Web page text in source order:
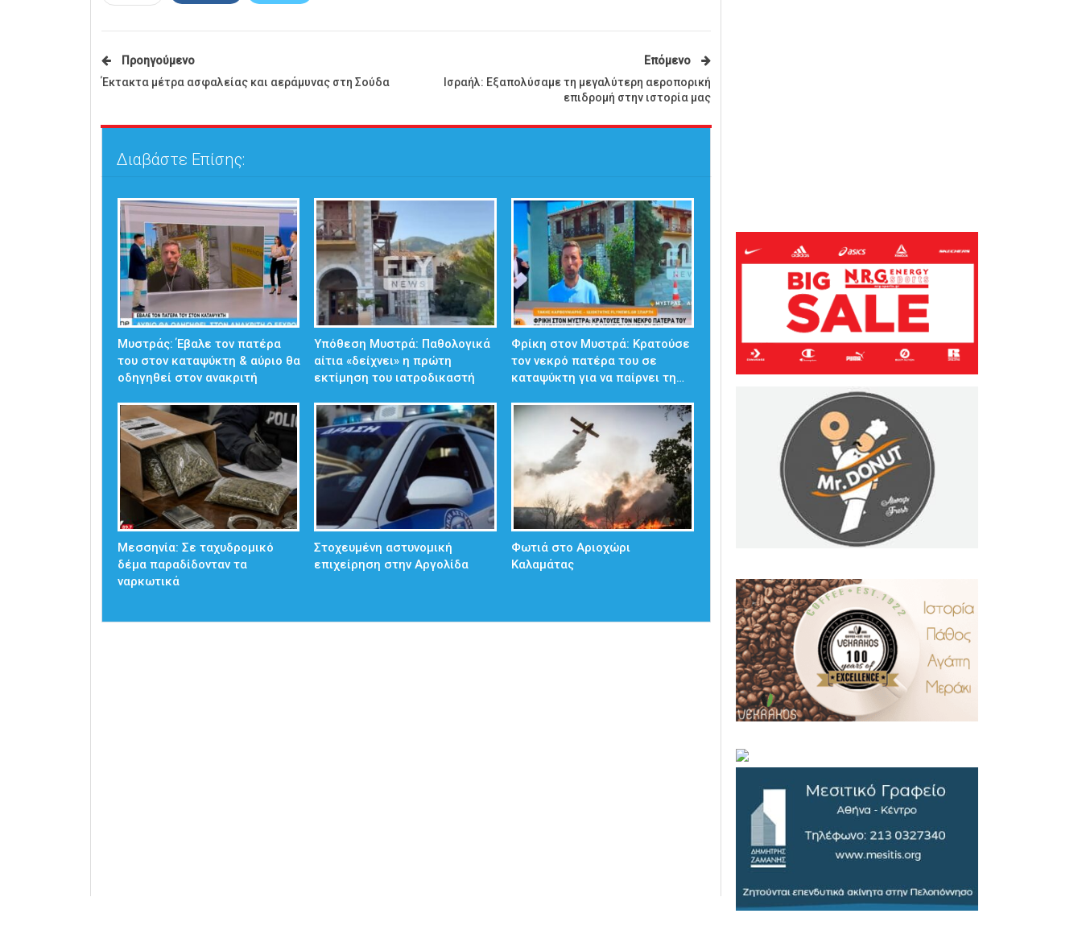
Προηγούμενο
Έκτακτα μέτρα ασφαλείας και αεράμυνας στη Σούδα
Επόμενο
Ισραήλ: Εξαπολύσαμε τη μεγαλύτερη αεροπορική
επιδρομή στην ιστορία μας
Διαβάστε Επίσης:
Μυστράς: Έβαλε τον πατέρα
του στον καταψύκτη & αύριο θα
οδηγηθεί στον ανακριτή
Υπόθεση Μυστρά: Παθολογικά
αίτια «δείχνει» η πρώτη
εκτίμηση του ιατροδικαστή
Φρίκη στον Μυστρά: Κρατούσε
τον νεκρό πατέρα του σε
καταψύκτη για να παίρνει τη…
Μεσσηνία: Σε ταχυδρομικό
δέμα παραδίδονταν τα
ναρκωτικά
Στοχευμένη αστυνομική
επιχείρηση στην Αργολίδα
Φωτιά στο Αριοχώρι
Καλαμάτας